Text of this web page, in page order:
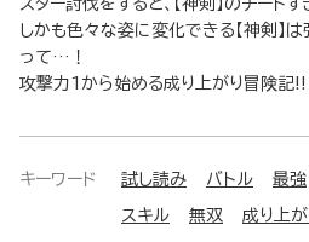
スター討伐をすると、【神剣】のチート
しかも色々な姿に変化できる【神剣】
って…！
攻撃力1から始める成り上がり冒険記!!
キーワード 試し読み バトル 最強
スキル 無双 成り上が